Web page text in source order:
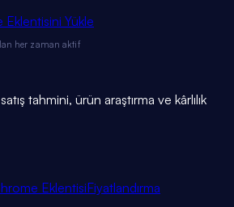
Eklentisini Yükle
her zaman aktif
tahmini, ürün araştırma ve kârlılık
EklentisiFiyatlandırma